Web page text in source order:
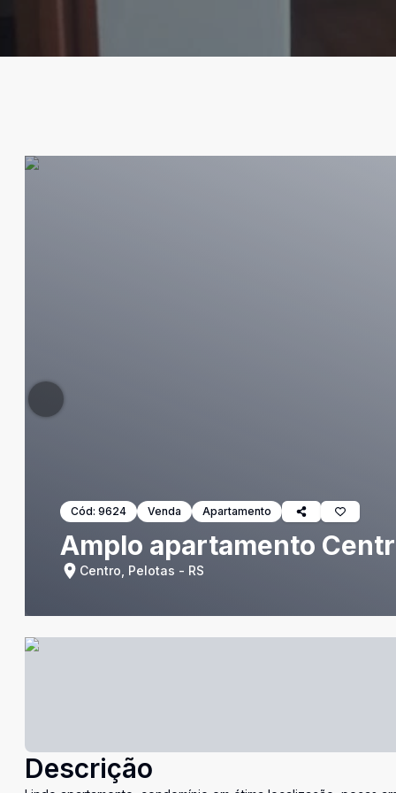
Cód: 9624 Venda Apartamento
Amplo apartamento
Centro, Pelotas - RS
Descrição